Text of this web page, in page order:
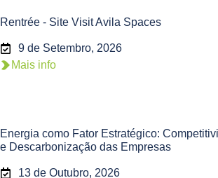
Rentrée - Site Visit Avila Spaces
9 de Setembro, 2026
Mais info
Energia como Fator Estratégico:
e Descarbonização das Empresas
13 de Outubro, 2026